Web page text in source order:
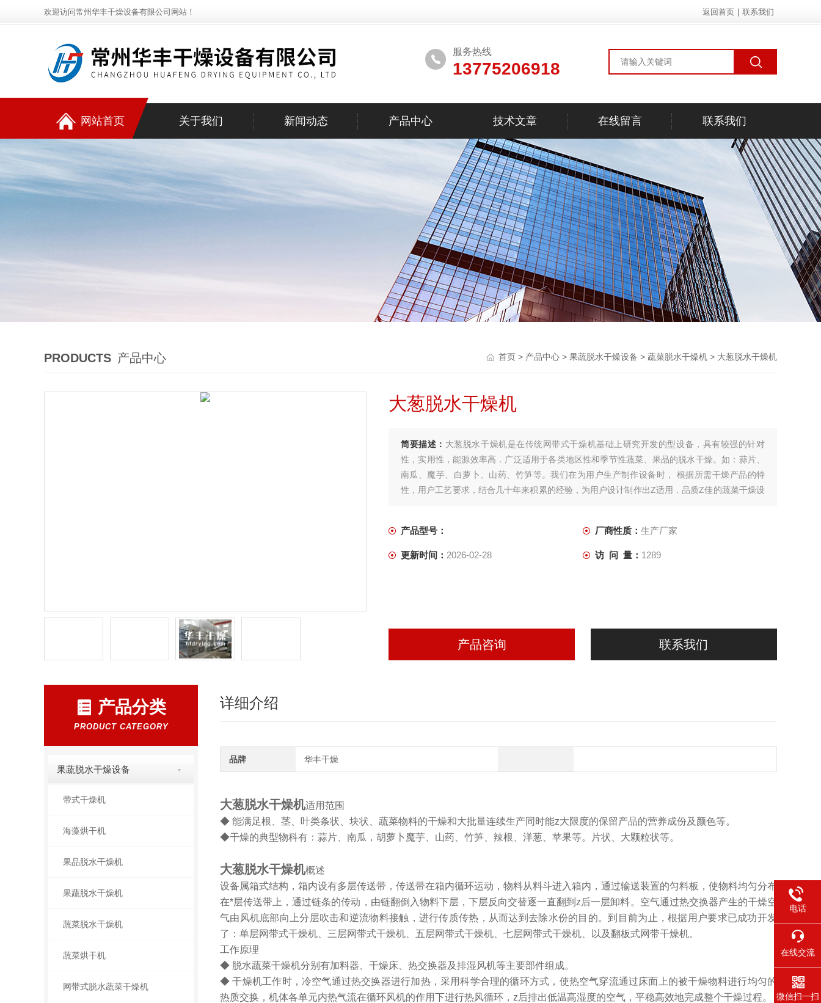
欢迎访问常州华丰干燥设备有限公司网站！ 返回首页 联系我们
服务热线
13775206918
网站首页 关于我们 新闻动态 产品中心 技术文章 在线留言 联系我们
PRODUCTS 产品中心 首页 > 产品中心 > 果蔬脱水干燥设备 > 蔬菜脱水干燥机 > 大葱脱水干燥机
大葱脱水干燥机
简要描述： 大葱脱水干燥机是在传统网带式干燥机基础上研究开发的型设备，具有较强的针对
性，实用性，能源效率高．广泛适用于各类地区性和季节性蔬菜、果品的脱水干燥。如：蒜片、
南瓜、魔芋、白萝卜、山药、竹笋等。我们在为用户生产制作设备时， 根据所需干燥产品的特
性，用户工艺要求，结合几十年来积累的经验，为用户设计制作出Z适用．品质Z佳的蔬菜干燥设
产品型号： 厂商性质： 生产厂家
更新时间： 2026-02-28 访 问 量： 1289
产品咨询 联系我们
产品分类
PRODUCT CATEGORY
果蔬脱水干燥设备
带式干燥机
海藻烘干机
果品脱水干燥机
果蔬脱水干燥机
蔬菜脱水干燥机
蔬菜烘干机
网带式脱水蔬菜干燥机
详细介绍
品牌 华丰干燥
大葱脱水干燥机适用范围
◆ 能满足根、茎、叶类条状、块状、蔬菜物料的干燥和大批量连续生产同时能z大限度的保留产品的营养成份及颜色等。
◆干燥的典型物科有：蒜片、南瓜，胡萝卜魔芋、山药、竹笋、辣根、洋葱、苹果等。片状、大颗粒状等。
大葱脱水干燥机概述
设备属箱式结构，箱内设有多层传送带，传送带在箱内循环运动，物料从料斗进入箱内，通过输送装置的匀料板，使物料均匀分布
在*层传送带上，通过链条的传动，由链翻倒入物料下层，下层反向交替逐一直翻到z后一层卸料。空气通过热交换器产生的干燥空
气由风机底部向上分层吹击和逆流物料接触，进行传质传热，从而达到去除水份的目的。到目前为止，根据用户要求已成功开发
了：单层网带式干燥机、三层网带式干燥机、五层网带式干燥机、七层网带式干燥机、以及翻板式网带干燥机。
工作原理
◆ 脱水蔬菜干燥机分别有加料器、干燥床、热交换器及排湿风机等主要部件组成。
◆ 干燥机工作时，冷空气通过热交换器进行加热，采用科学合理的循环方式，使热空气穿流通过床面上的被干燥物料进行均匀的
热质交换，机体各单元内热气流在循环风机的作用下进行热风循环，z后排出低温高湿度的空气，平稳高效地完成整个干燥过程。
电话
在线交流
微信扫一扫